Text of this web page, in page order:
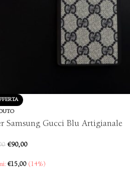
Samsung Gucci Blu Artigianale
€90,00
€15,00 (14%)